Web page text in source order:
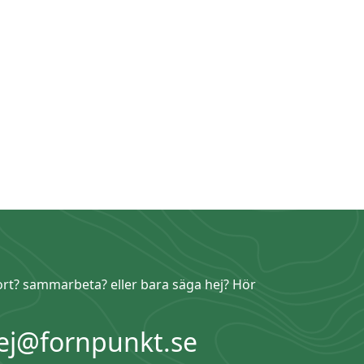
sammarbeta? eller bara säga hej? Hör